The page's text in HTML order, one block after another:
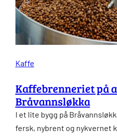
Kaffe
Kaffebrenneriet på
Bråvannsløkka
I et lite bygg på
fersk, nybrent og nykvernet